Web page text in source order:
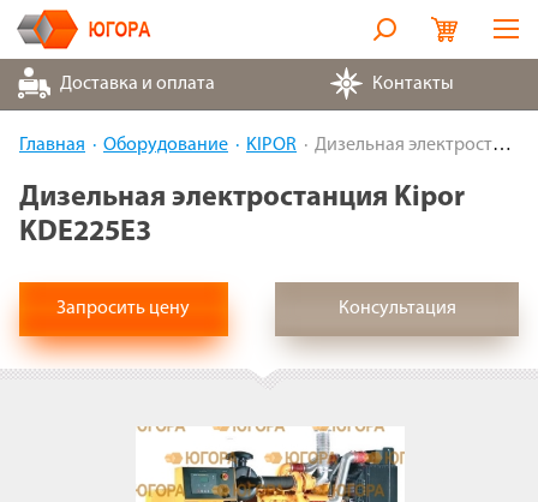
Оборудование
Контакты
О компании
Доставка и оплата Контакты
Главная Оборудование KIPOR Дизельная электростанция Kipor KDE225E3
Дизельная электростанция Kipor
KDE225E3
Запросить цену Консультация